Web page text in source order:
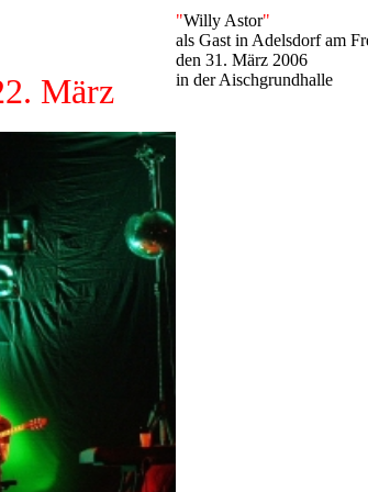
März
"Willy Astor"
als Gast in Adelsdorf am
den 31. März 2006
in der Aischgrundhalle